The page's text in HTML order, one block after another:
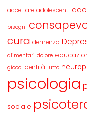
accettare adolescenti
bisogni
cura demenza
alimentari dolore
gioco identità lutto
psicologia
sociale